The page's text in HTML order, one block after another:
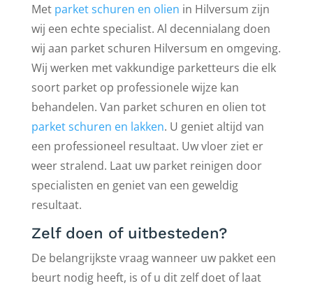
Met parket schuren en olien in Hilversum zijn
wij een echte specialist. Al decennialang doen
wij aan parket schuren Hilversum en omgeving.
Wij werken met vakkundige parketteurs die elk
soort parket op professionele wijze kan
behandelen. Van parket schuren en olien tot
parket schuren en lakken. U geniet altijd van
een professioneel resultaat. Uw vloer ziet er
weer stralend. Laat uw parket reinigen door
specialisten en geniet van een geweldig
resultaat.
Zelf doen of uitbesteden?
De belangrijkste vraag wanneer uw pakket een
beurt nodig heeft, is of u dit zelf doet of laat